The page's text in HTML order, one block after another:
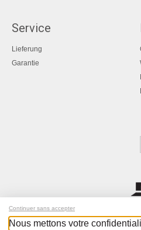
Service
Lieferung
Garantie
Continuer sans accepter
Nous mettons votre